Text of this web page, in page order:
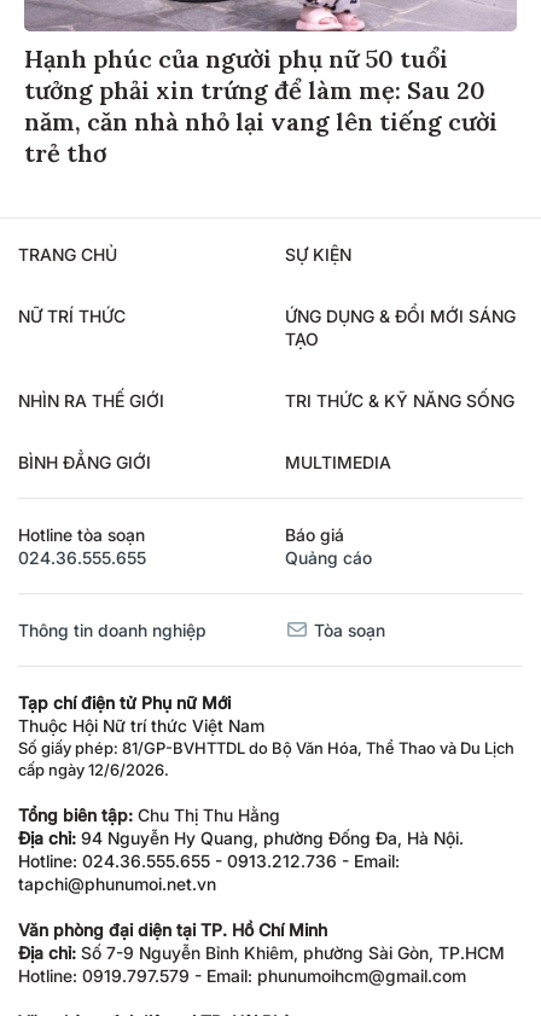
Hạnh phúc của người phụ nữ 50 tuổi
tưởng phải xin trứng để làm mẹ: Sau 20
năm, căn nhà nhỏ lại vang lên tiếng cười
trẻ thơ
TRANG CHỦ SỰ KIỆN
NỮ TRÍ THỨC
ỨNG DỤNG & ĐỔI MỚI SÁNG
TẠO
NHÌN RA THẾ GIỚI TRI THỨC & KỸ NĂNG SỐNG
BÌNH ĐẲNG GIỚI MULTIMEDIA
Hotline tòa soạn
024.36.555.655
Báo giá
Quảng cáo
Thông tin doanh nghiệp Tòa soạn
Tạp chí điện tử Phụ nữ Mới
Thuộc Hội Nữ trí thức Việt Nam
Số giấy phép: 81/GP-BVHTTDL do Bộ Văn Hóa, Thể Thao và Du Lịch
cấp ngày 12/6/2026.
Tổng biên tập: Chu Thị Thu Hằng
Địa chỉ: 94 Nguyễn Hy Quang, phường Đống Đa, Hà Nội.
Hotline: 024.36.555.655 - 0913.212.736 - Email:
tapchi@phunumoi.net.vn
Văn phòng đại diện tại TP. Hồ Chí Minh
Địa chỉ: Số 7-9 Nguyễn Bỉnh Khiêm, phường Sài Gòn, TP.HCM
Hotline: 0919.797.579 - Email: phunumoihcm@gmail.com